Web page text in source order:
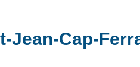
Jean-Cap-